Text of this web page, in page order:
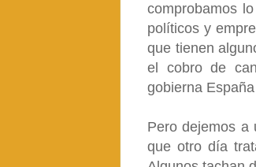
comprobamos
políticos y
que tienen
el cobro de
gobierna
Pero dejemos a
que otro día